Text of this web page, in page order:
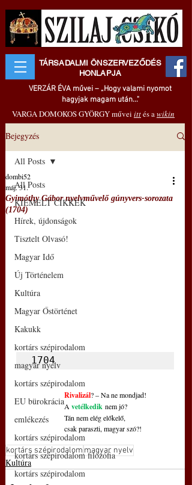
TÁRSADALMI ÖNSZERVEZŐDÉS
HONLAPJA
VERZÁR ÉVA művei – „Hogy valami nyomot
hagyjak magam után..."
VARGA DOMOKOS GYÖRGY művei ittés awikin
Bejegyzés
All Posts
KIEMELT CIKKEK
Hírek, újdonságok
Tisztelt Olvasó!
Magyar Idő
Új Történelem
Kultúra
Magyar Őstörténet
Kakukk
kortárs szépirodalom
magyar nyelv
kortárs szépirodalom
EU bürokrácia
emlékezés
kortárs szépirodalom
kortárs szépirodalom filozófia
kortárs szépirodalom
All Posts
Gyimóthy Gábor nyelvművelő gúnyvers-sorozata
(1704)
dombi52
máj. 31.
1704
Rivalizál? – Na ne mondjad!
A vetélkedik nem jó?
Tán nem elég előkelő,
csak paraszti, magyar szó?!
kortárs szépirodalom magyar nyelv
Kultúra